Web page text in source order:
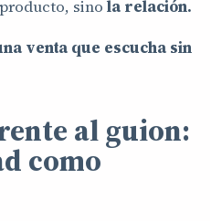
sino la relación.
venta que escucha sin
al guion:
como